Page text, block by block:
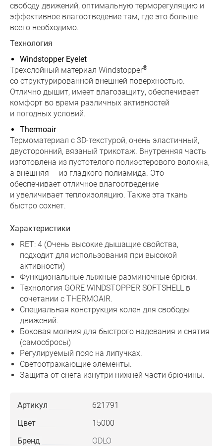
свободу движений, оптимальную терморегуляцию и
эффективное влагоотведение там, где это больше
всего необходимо.
Технология
Windstopper Eyelet
Трехслойный материал Windstopper®
со структурированной внешней поверхностью.
Отлично дышит, имеет влагозащиту, обеспечивает
комфорт во время различных активностей
и погодных условий.
Thermoair
Термоматериал с 3D-текстурой, очень эластичный,
двусторонний, вязаный трикотаж. Внутренняя часть
изготовлена из пустотелого полиэстерового волокна,
а внешняя — из гладкого полиамида. Это
обеспечивает отличное влагоотведение
и увеличивает теплоизоляцию. Также эта ткань
быстро сохнет.
Характеристики
RET: 4 (Очень высокие дышащие свойства,
подходит для использования при высокой
активности)
Функциональные лыжные разминочные брюки.
Технология GORE WINDSTOPPER SOFTSHELL в
сочетании с THERMOAIR.
Специальная конструкция колен для свободы
движений.
Боковая молния для быстрого надевания и снятия
(самосбросы)
Регулируемый пояс на липучках.
Светоотражающие элементы.
Защита от снега изнутри нижней части брючины.
Артикул
621791
Цвет
15000
Бренд
ODLO